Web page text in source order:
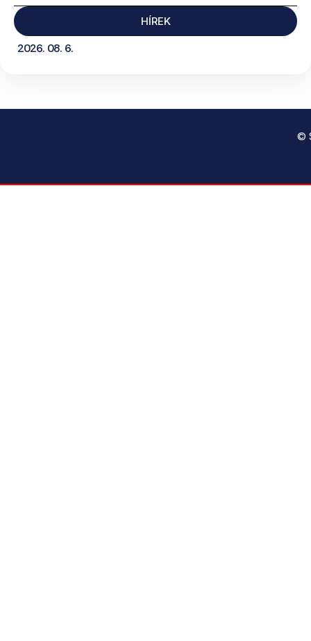
HÍREK
2026. 08. 6.
©